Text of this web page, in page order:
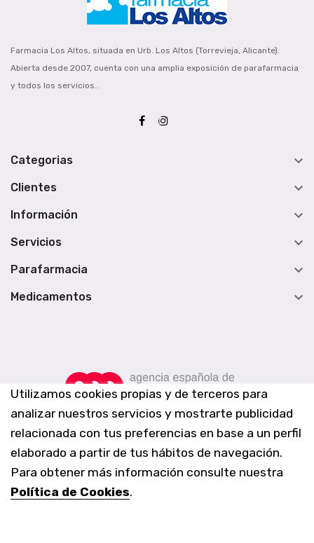
Utilizamos cookies propias y de terceros para
analizar nuestros servicios y mostrarte publicidad
relacionada con tus preferencias en base a un perfil
elaborado a partir de tus hábitos de navegación.
Para obtener más información consulte nuestra
Política de Cookies.
Farmacia Los Altos, situada en Urb. Los Altos (Torrevieja, Alicante).
Abierta desde 2007, cuenta con una amplia exposición de parafarmacia
y todos los servicios..
Categorias 
Clientes 
Información 
Servicios 
Parafarmacia 
Medicamentos 